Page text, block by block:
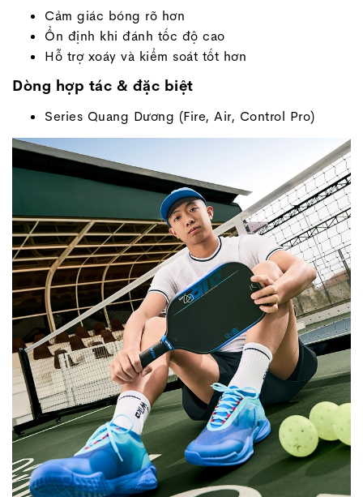
Cảm giác bóng rõ hơn
Ổn định khi đánh tốc độ cao
Hỗ trợ xoáy và kiểm soát tốt hơn
Dòng hợp tác & đặc biệt
Series Quang Dương (Fire, Air, Control Pro)